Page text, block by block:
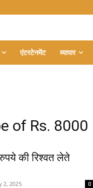
एंटरटेनमेंट व्यापार
of Rs. 8000
की रिश्वत लेते
2, 2025 0